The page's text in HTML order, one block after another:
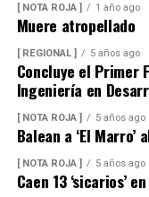
[ NOTA ROJA ] 1 año ago
Muere atropellado
[ REGIONAL ] 5 años ago
Concluye el Primer
Ingeniería en
[ NOTA ROJA ] 5 años ago
Balean a ‘El Marro’
[ NOTA ROJA ] 5 años ago
Caen 13 ‘sicarios’